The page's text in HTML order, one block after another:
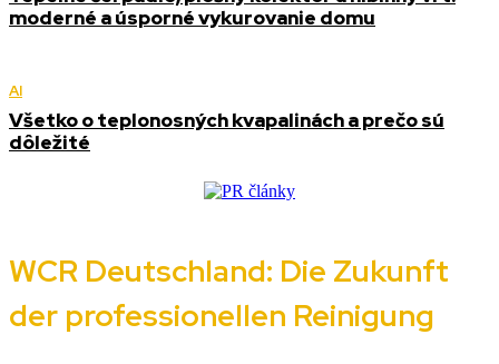
moderné a úsporné vykurovanie domu
AI
Všetko o teplonosných kvapalinách a prečo sú
dôležité
WCR Deutschland: Die Zukunft
der professionellen Reinigung